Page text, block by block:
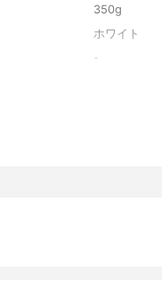
350g
ホワイト